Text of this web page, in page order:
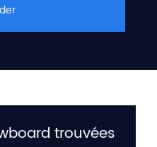
trouvées